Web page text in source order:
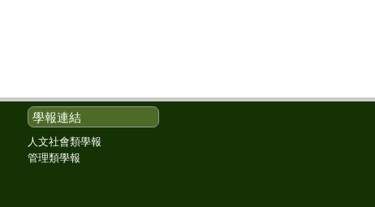
學報連結
人文社會類學報
管理類學報